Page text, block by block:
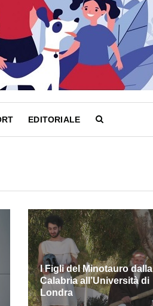
EDITORIALE
I Figli del Minotauro dalla
Calabria all’Università di
Londra